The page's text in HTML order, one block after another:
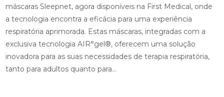
máscaras Sleepnet, agora disponíveis na First Medical, onde
a tecnologia encontra a eficácia para uma experiência
respiratória aprimorada. Estas máscaras, integradas com a
exclusiva tecnologia AIR°gel®, oferecem uma solução
inovadora para as suas necessidades de terapia respiratória,
tanto para adultos quanto para...